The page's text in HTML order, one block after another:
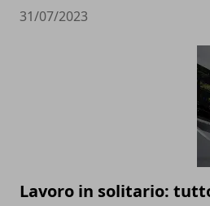
31/07/2023
Lavoro in solitario: